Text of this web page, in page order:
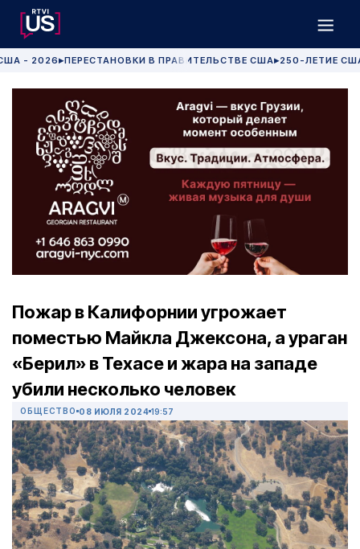
- 2026 ▶ПЕРЕСТАНОВКИ В ПРАВИТЕЛЬСТВЕ США▶250-ЛЕТИЕ
Пожар в Калифорнии угрожает
поместью Майкла Джексона, а ураган
«Берил» в Техасе и жара на западе
убили несколько человек
ОБЩЕСТВО 08 ИЮЛЯ 2024 19:57